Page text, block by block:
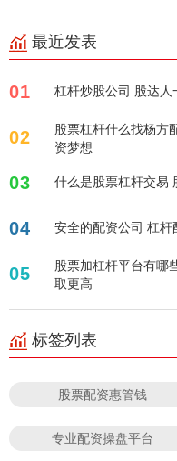
最近发表
01 杠杆炒股公司 股达
02
股票杠杆什么找杨方
资梦想
03 什么是股票杠杆交易
04 安全的配资公司 杠
05
股票加杠杆平台有哪
取更高
标签列表
股票配资惠管钱
专业配资操盘平台